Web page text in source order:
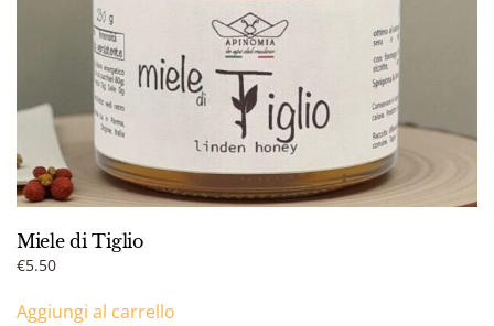
Miele di Tiglio
€5.50
Aggiungi al carrello